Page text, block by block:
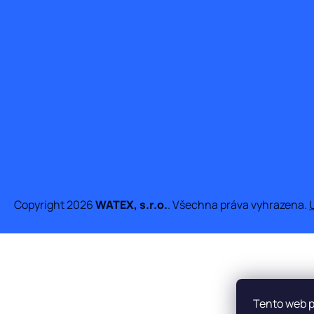
Tento web
Copyright 2026WATEX, s.r.o.. Všechna práva vyhrazena.